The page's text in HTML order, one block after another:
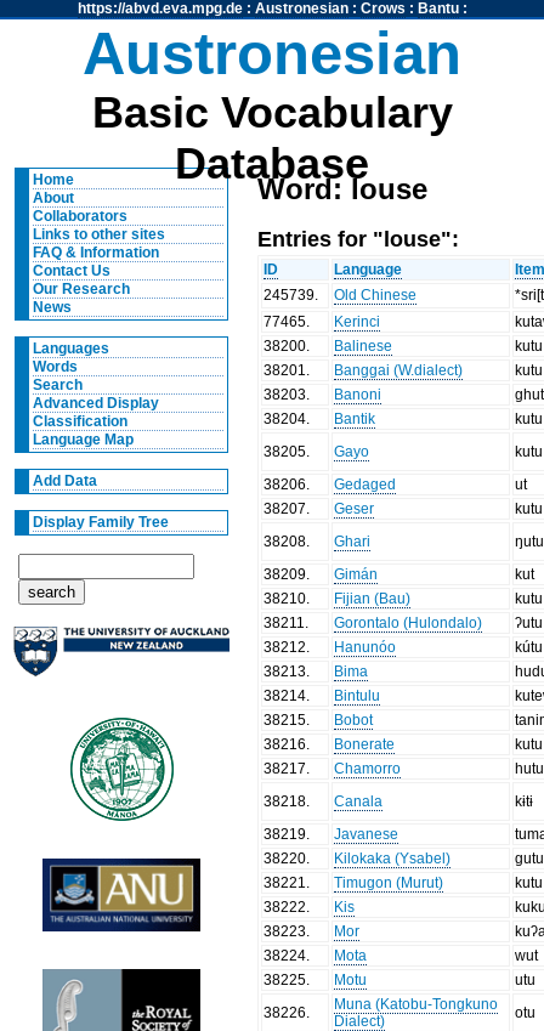
https://abvd.eva.mpg.de: Austronesian: Crows : Bantu:
Austronesian
Basic Vocabulary
Database
Home
About
Collaborators
Links to other sites
FAQ & Information
Contact Us
Our Research
News
Languages
Words
Search
Advanced Display
Classification
Language Map
Add Data
Display Family Tree
Word: louse
Entries for "louse":
ID Language
245739
Old Chinese
77465
Kerinci
38200
Balinese
kutu
38201
Banggai (W.dialect)
38203
Banoni
38204
Bantik
kutu
38205
Gayo
kutu
38206
Gedaged
ut
38207
Geser
kutu
38208
Ghari
ŋutu
38209
Gimán
kut
38210
Fijian (Bau)
kutu
38211
Gorontalo (Hulondalo)
ʔutu
38212
Hanunóo
kútu
38213
Bima
38214
Bintulu
38215
Bobot
38216
Bonerate
kutu
38217
Chamorro
hutu
38218
Canala
kɨtɨ
38219
Javanese
38220
Kilokaka (Ysabel)
gutu
38221
Timugon (Murut)
kutu
38222
Kis
38223
Mor
38224
Mota
wut
38225
Motu
utu
38226
Muna (Katobu-Tongkuno
Dialect)
otu